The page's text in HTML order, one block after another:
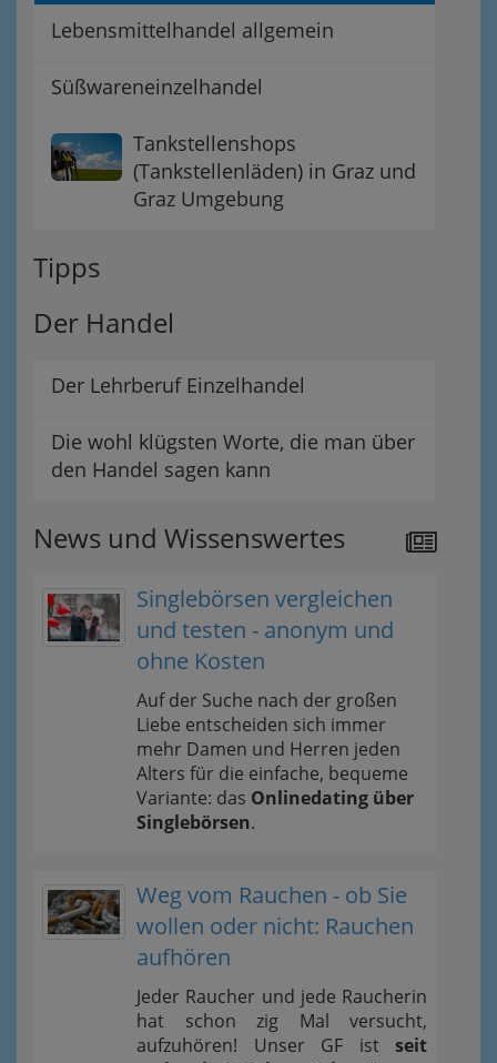
Lebensmittelhandel allgemein
Süßwareneinzelhandel
Tankstellenshops
(Tankstellenläden) in Graz und
Graz Umgebung
Tipps
Der Handel
Der Lehrberuf Einzelhandel
Die wohl klügsten Worte, die man über
den Handel sagen kann
News und Wissenswertes
Singlebörsen vergleichen
und testen - anonym und
ohne Kosten
Auf der Suche nach der großen
Liebe entscheiden sich immer
mehr Damen und Herren jeden
Alters für die einfache, bequeme
Variante: das Onlinedating über
Singlebörsen.
Weg vom Rauchen - ob Sie
wollen oder nicht: Rauchen
aufhören
Jeder Raucher und jede Raucherin
hat schon zig Mal versucht,
aufzuhören! Unser GF ist seit